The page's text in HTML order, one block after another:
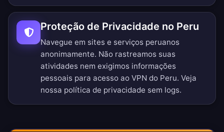
Proteção de Privacidade no Peru
Navegue em sites e serviços peruanos
anonimamente. Não rastreamos suas
atividades nem exigimos informações
pessoais para acesso ao VPN do Peru. Veja
nossa política de privacidade sem logs.